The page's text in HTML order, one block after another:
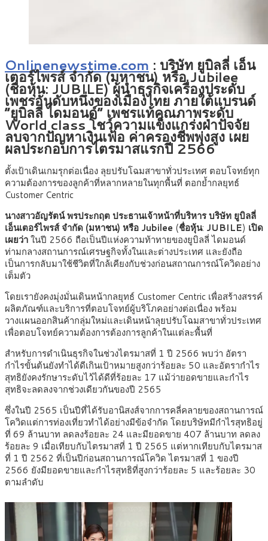
Onlinenewstime.com : บริษัท ยูบิลลี่ เอ็น
เตอร์ไพรส์ จำกัด (มหาชน) หรือ Jubilee
(ชื่อหุ้น: JUBILE) ผู้นำธุรกิจเครื่องประดับ
เพชรอันดับหนึ่งของเมืองไทย ภายใต้แบรนด์
“ยูบิลลี่ ไดมอนด์” เพชรแท้คุณภาพระดับ
World class โชว์ความแข็งแกร่งฝ่าปัจจัย
ลบจากปัญหาเงินเฟ้อ ค่าครองชีพพุ่งสูง เผย
ผลประกอบการไตรมาสแรกปี 2566
ตั้งเป้าเดินเกมรุกต่อเนื่อง ลุยปรับโฉมสาขาทั่วประเทศ ตอบโจทย์ทุก
ความต้องการของลูกค้าที่หลากหลายในทุกพื้นที่ ตอกย้ำกลยุทธ์
Customer Centric
นางสาวอัญรัตน์ พรประกฤต ประธานเจ้าหน้าที่บริหาร บริษัท ยูบิลลี่
เอ็นเตอร์ไพรส์ จำกัด (มหาชน) หรือ Jubilee (ชื่อหุ้น: JUBILE) เปิด
เผยว่าในปี 2566 ถือเป็นปีแห่งความท้าทายของยูบิลลี่ ไดมอนด์
ท่ามกลางสถานการณ์เศรษฐกิจทั้งในและต่างประเทศ และยังถือ
เป็นการกลับมาใช้ชีวิตที่ใกล้เคียงกับช่วงก่อนสถาณการณ์โควิดอย่าง
เต็มตัว
โดยเรายังคงมุ่งมั่นเดินหน้ากลยุทธ์ Customer Centric เพื่อสร้างสรรค์
ผลิตภัณฑ์และบริการที่ตอบโจทย์ผู้บริโภคอย่างต่อเนื่อง พร้อม
วางแผนออกสินค้ากลุ่มใหม่และเดินหน้าลุยปรับโฉมสาขาทั่วประเทศ
เพื่อตอบโจทย์ความต้องการต้องการลูกค้าในแต่ละพื้นที่
สำหรับการดำเนินธุรกิจในช่วงไตรมาสที่ 1 ปี 2566 พบว่า อัตรา
กำไรขั้นต้นยังทำได้ดีเกินเป้าหมายสูงกว่าร้อยละ 50 และอัตรากำไร
สุทธิยังคงรักษาระดับไว้ได้ดีที่ร้อยละ 17 แม้ว่ายอดขายและกำไร
สุทธิจะลดลงจากช่วงเดียวกันของปี 2565
ซึ่งในปี 2565 เป็นปีที่ได้รับอานิสงส์จากการคลี่คลายของสถานการณ์
โควิดแต่การท่องเที่ยวทำได้อย่างมีข้อจำกัด โดยบริษัทมีกำไรสุทธิอยู่
ที่ 69 ล้านบาท ลดลงร้อยละ 24 และมียอดขาย 407 ล้านบาท ลดลง
ร้อยละ 9 เมื่อเทียบกับไตรมาสที่ 1 ปี 2565 แต่หากเทียบกับไตรมาส
ที่ 1 ปี 2562 ที่เป็นปีก่อนสถานการณ์โควิด ไตรมาสที่ 1 ของปี
2566 ยังมียอดขายและกำไรสุทธิที่สูงกว่าร้อยละ 5 และร้อยละ 30
ตามลำดับ